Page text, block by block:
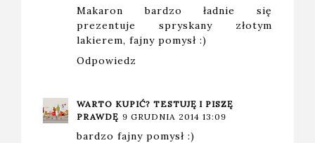
Makaron bardzo ładnie się
prezentuje spryskany złotym
lakierem, fajny pomysł :)
Odpowiedz
WARTO KUPIĆ? TESTUJĘ I PISZĘ
PRAWDĘ 9 GRUDNIA 2014 13:09
bardzo fajny pomysł :)